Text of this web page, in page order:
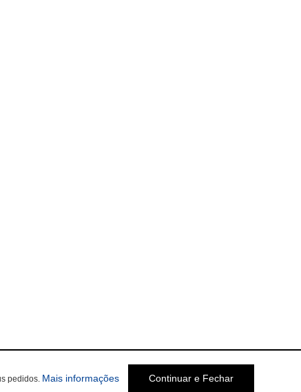
pedidos. Mais informações Continuar e Fechar